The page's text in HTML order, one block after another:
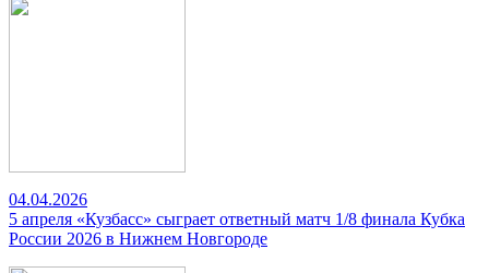
04.04.2026
5 апреля «Кузбасс» сыграет ответный матч 1/8 финала Кубка
России 2026 в Нижнем Новгороде